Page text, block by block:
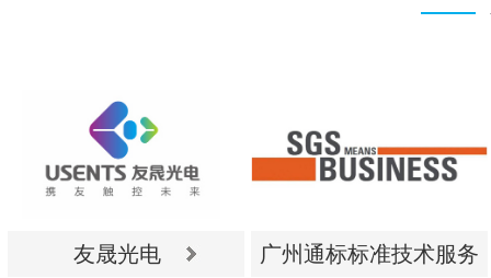
友晟光电
广州通标标准技术服务